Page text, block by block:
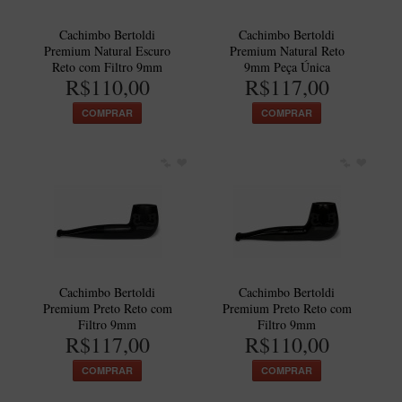
Blend Kumbaya
Blends Para Cachimbo
Blends Para Enrolar
Cândido Giovanella
Irlandez
Sasso
Havana
Finamore
Cachimbo Bertoldi
Premium Natural Escuro
Reto com Filtro 9mm
R$110,00
COMPRAR
Cachimbo Bertoldi
Premium Natural Reto
9mm Peça Única
R$117,00
COMPRAR
Cachimbo Bertoldi
Premium Preto Reto com
Filtro 9mm
R$117,00
COMPRAR
Cachimbo Bertoldi
Premium Preto Reto com
Filtro 9mm
R$110,00
COMPRAR